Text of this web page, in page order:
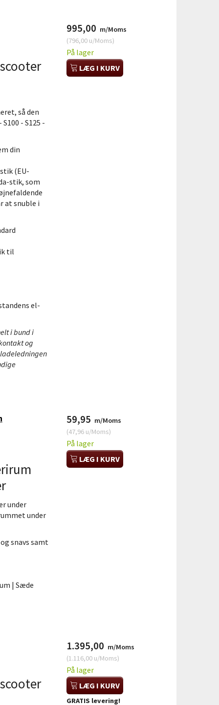
så den
- S125 -
din
(EU-
stik, som
at snuble i
til
el-
i bund i
og
995,00 m/Moms
(796,00u/Moms)
På lager
LÆG I KURV
under
under
snavs samt
| Sæde
59,95 m/Moms
(47,96u/Moms)
På lager
LÆG I KURV
1.395,00 m/Moms
(1.116,00u/Moms)
På lager
LÆG I KURV
GRATIS levering!